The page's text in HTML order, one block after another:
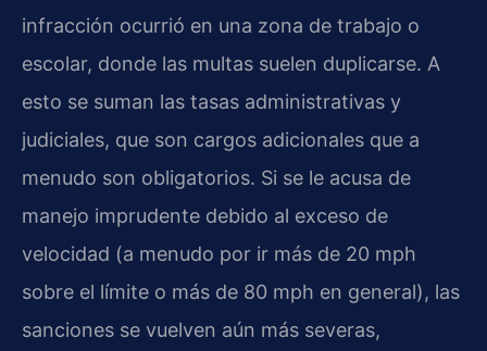
infracción ocurrió en una zona de trabajo o
escolar, donde las multas suelen duplicarse. A
esto se suman las tasas administrativas y
judiciales, que son cargos adicionales que a
menudo son obligatorios. Si se le acusa de
manejo imprudente debido al exceso de
velocidad (a menudo por ir más de 20 mph
sobre el límite o más de 80 mph en general), las
sanciones se vuelven aún más severas,